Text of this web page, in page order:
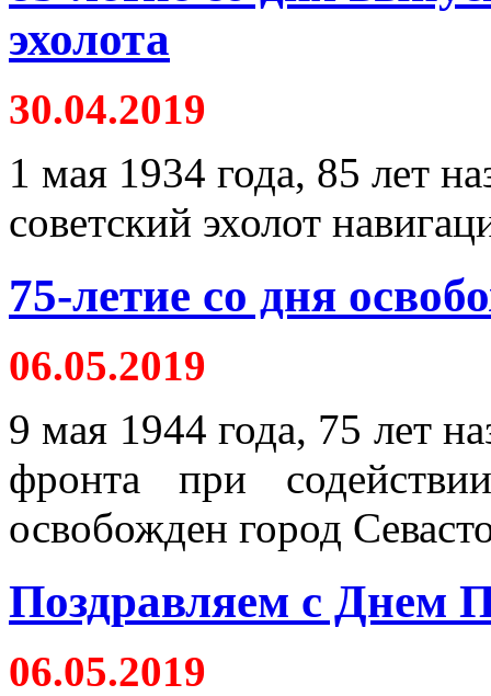
эхолота
30.04.2019
1 мая 1934 года, 85 лет
советский эхолот
75-летие со дня
06.05.2019
9 мая 1944 года, 75 лет
фронта при
освобожден город
Поздравляем с Днем
06.05.2019